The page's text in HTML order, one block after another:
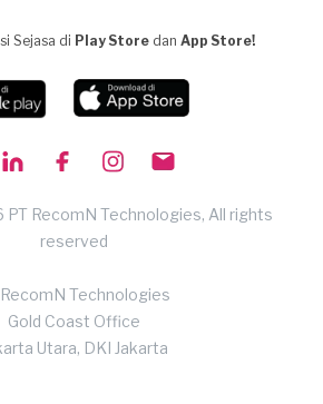
Sejasa di Play Store dan App Store!
RecomN Technologies, All rights
reserved
RecomN Technologies
Gold Coast Office
Utara, DKI Jakarta